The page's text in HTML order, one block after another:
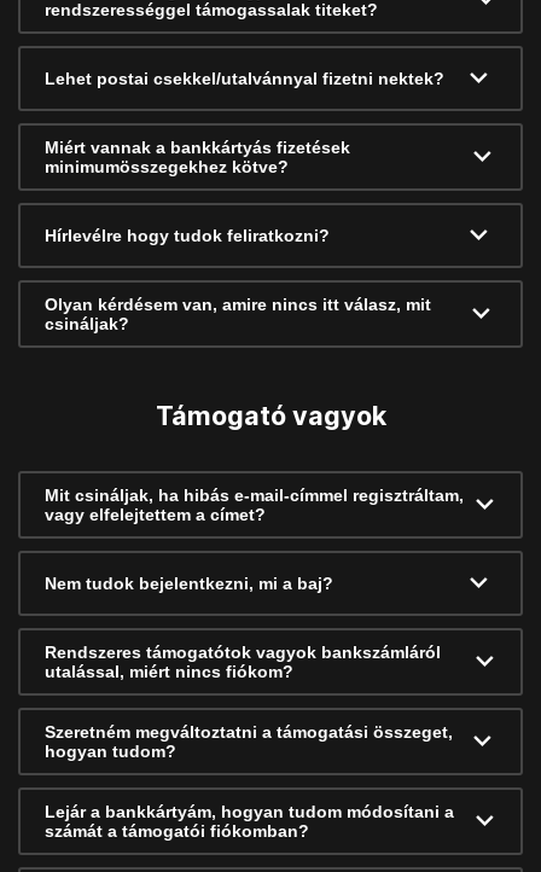
rendszerességgel támogassalak titeket?
Lehet postai csekkel/utalvánnyal fizetni nektek?
Miért vannak a bankkártyás fizetések
minimumösszegekhez kötve?
Hírlevélre hogy tudok feliratkozni?
Olyan kérdésem van, amire nincs itt válasz, mit
csináljak?
Támogató vagyok
Mit csináljak, ha hibás e-mail-címmel regisztráltam,
vagy elfelejtettem a címet?
Nem tudok bejelentkezni, mi a baj?
Rendszeres támogatótok vagyok bankszámláról
utalással, miért nincs fiókom?
Szeretném megváltoztatni a támogatási összeget,
hogyan tudom?
Lejár a bankkártyám, hogyan tudom módosítani a
számát a támogatói fiókomban?